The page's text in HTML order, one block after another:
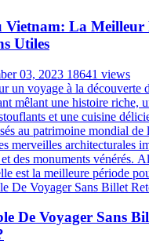
Vietnam: La Meilleur
Utiles
03, 2023 18641 views
un voyage à la découverte
mêlant une histoire riche,
et une cuisine
au patrimoine mondial
merveilles architecturales
des monuments vénérés.
est la meilleure période
De Voyager Sans